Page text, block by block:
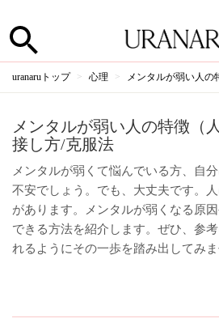
uranaruトップ 心理 メンタルが弱い人の
メンタルが弱い人の特徴（
接し方/克服法
メンタルが弱くて悩んでいる方、自
不安でしょう。でも、大丈夫です。
があります。メンタルが弱くなる原
できる方法を紹介します。ぜひ、参
れるようにその一歩を踏み出してみま